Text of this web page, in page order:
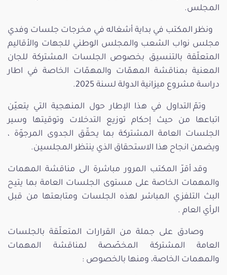
المجلس.
ونظر المكتب في بداية أشغاله في مخرجات جلسات وفدي
مجلس نواب الشعب والمجلس الوطني للجهات والأقاليم
المتعلّقة بالتنسيق بخصوص الجلسات المشتركة للجان
المعنية بمناقشة المهمّات والمهمّات الخاصة في اطار
دراسة مشروع ميزانية الدولة لسنة 2025.
وتمّ التداول في هذا الإطار حول المنهجية التي يتعيّن
اتباعها من حيث إحكام توزيع التدخلات وتوقيتها وسير
الجلسات العامة المشتركة بما يحقّق الجدوى المرجوّة ،
ويضمن انجاح هذا الاستحقاق الذي ينتظر المجلسين.
وقد أقرّ المكتب المرور مباشرة الى مناقشة المهمات
والمهمات الخاصة على مستوى الجلسات العامة بما يتيح
البث التلفزي المباشر لهذه الجلسات ومتابعتها من قبل
الرأي العام .
وصادق على جملة من القرارات المتعلّقة بالجلسات
العامة المشتركة المخصّصة لمناقشة المهمات
والمهمات الخاصة، ومنها بالخصوص :